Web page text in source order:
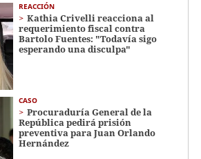
REACCIÓN
Kathia Crivelli reacciona al
requerimiento fiscal contra
Bartolo Fuentes: "Todavía sigo
esperando una disculpa"
CASO
Procuraduría General de la
República pedirá prisión
preventiva para Juan Orlando
Hernández